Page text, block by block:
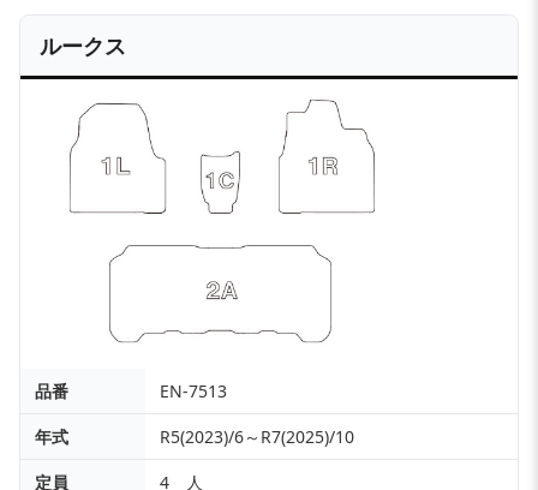
ルークス
品番
EN-7513
年式
R5(2023)/6～R7(2025)/10
定員
4 人